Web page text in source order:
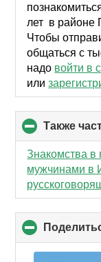
лет в районе
Чтобы
общаться с
надо войти в
или
Также
Знакомства в
мужчинами в